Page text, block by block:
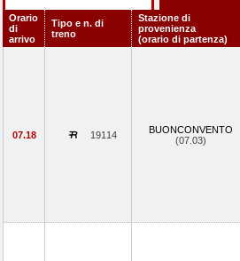
Orario
di
arrivo
Tipo e n. di
treno
Stazione di
provenienza
(orario di partenza)
07.18 19114
BUONCONVENTO
(07.03)